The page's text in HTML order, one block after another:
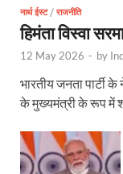
नार्थ ईस्ट/ राजनीति
हिमंता विस्वा
12 May 2026 - by
भारतीय जनता पार्टी
के मुख्यमंत्री के रूप में